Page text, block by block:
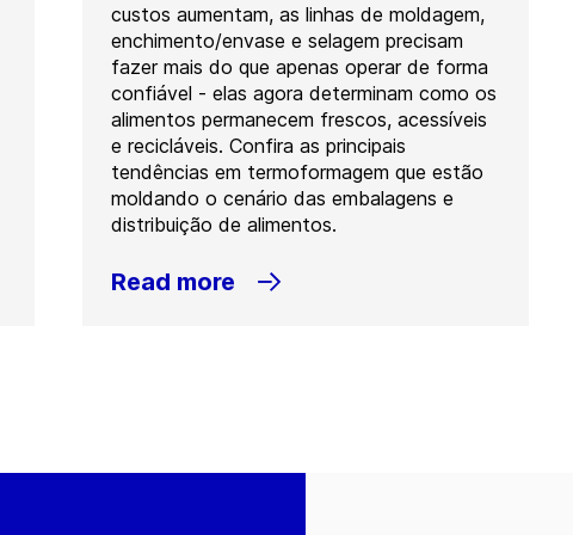
custos aumentam, as linhas de moldagem,
enchimento/envase e selagem precisam
fazer mais do que apenas operar de forma
confiável - elas agora determinam como os
alimentos permanecem frescos, acessíveis
e recicláveis. Confira as principais
tendências em termoformagem que estão
moldando o cenário das embalagens e
distribuição de alimentos.
Read more